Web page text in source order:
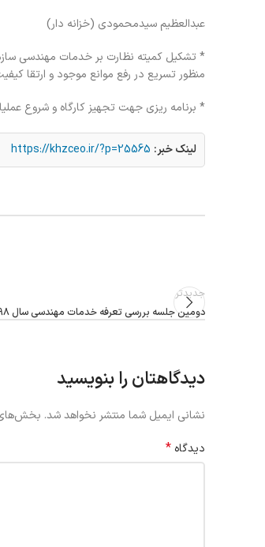
عبدالعظیم سیدمحمودی (خزانه دار)
* تشکیل کمیته نظارت بر خدمات مهندسی
منظور تسریع در رفع موانع موجود و ارتقا
* برنامه ریزی جهت تجهیز کارگاه و شروع
لینک خبر: https://khzceo.ir/?p=25565
جدیدتر
دومین جلسه بررسی تعرفه خدمات مهندسی سال 98 برگزار شد
دیدگاهتان را بنویسید
نشانی ایمیل شما منتشر نخواهد شد. بخش‌های
دیدگاه *